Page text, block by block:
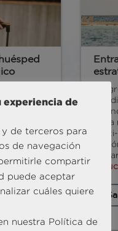
en la
y
proyecto,
ingresos
Un
experiencia de
de terceros para
de navegación
compartir
puede aceptar
cuáles quiere
nuestra Política de